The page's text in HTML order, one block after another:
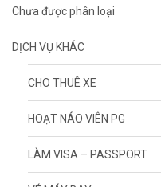
Chưa được phân loại
DỊCH VỤ KHÁC
CHO THUÊ XE
HOẠT NÁO VIÊN PG
LÀM VISA – PASSPORT